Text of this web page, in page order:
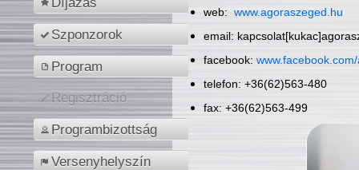
Szponzorok
Program
Regisztráció
Programbizottság
Versenyhelyszín
web: www.agoraszeged.hu
email:
facebook:
telefon: +36(62)563-480
fax: +36(62)563-499